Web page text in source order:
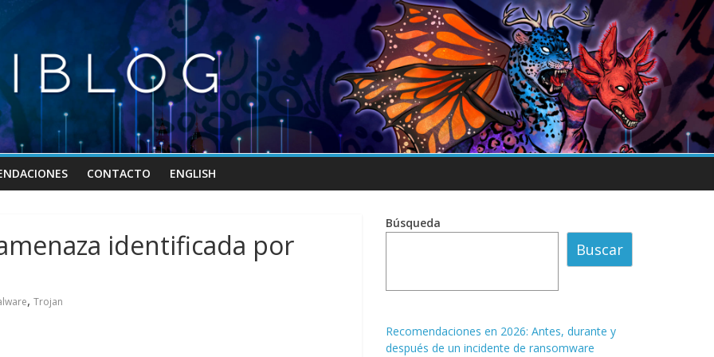
CONTACTO ENGLISH
identificada por
, Trojan
Búsqueda
Buscar
Recomendaciones en 2026: Antes, durante y
después de un incidente de ransomware